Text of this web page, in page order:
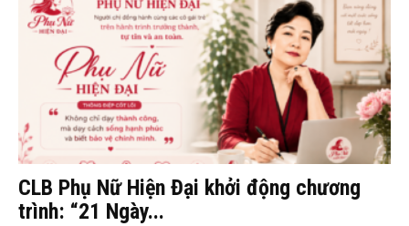
CLB Phụ Nữ Hiện Đại khởi động chương
trình: “21 Ngày...